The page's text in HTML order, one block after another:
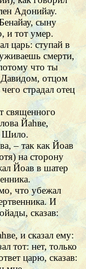
Адонийау.
сыну
и тот умер.
царь: ступай в
смерти,
что ты
Давидом, отцом
страдал отец
священного
Йаhве,
Шило.
– так как Йоав
на сторону
Йоав в шатер
что убежал
И
сказав:
и сказал ему:
тот: нет, только
царю, сказав: